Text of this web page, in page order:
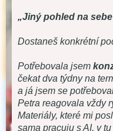
„Jiný pohled na
Dostaneš konkrétní
Potřebovala jsem
čekat dva týdny na
a já jsem se
Petra reagovala vždy
Materiály, které mi
sama pracuju s AI, v